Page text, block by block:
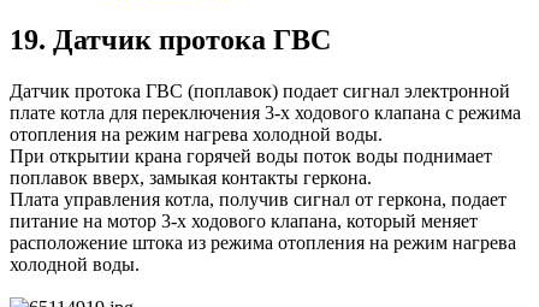
19. Датчик протока ГВС
Датчик протока ГВС (поплавок) подает сигнал электронной
плате котла для переключения 3-х ходового клапана с режима
отопления на режим нагрева холодной воды.
При открытии крана горячей воды поток воды поднимает
поплавок вверх, замыкая контакты геркона.
Плата управления котла, получив сигнал от геркона, подает
питание на мотор 3-х ходового клапана, который меняет
расположение штока из режима отопления на режим нагрева
холодной воды.